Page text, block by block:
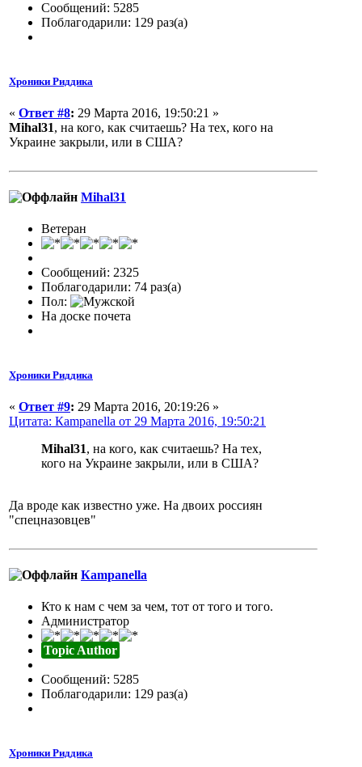
Сообщений: 5285
Поблагодарили: 129 раз(а)
Хроники Риддика
« Ответ #8: 29 Марта 2016, 19:50:21 »
Mihal31, на кого, как считаешь? На тех, кого на
Украине закрыли, или в США?
Mihal31
Ветеран
Сообщений: 2325
Поблагодарили: 74 раз(а)
Пол:
На доске почета
Хроники Риддика
« Ответ #9: 29 Марта 2016, 20:19:26 »
Цитата: Кampanella от 29 Марта 2016, 19:50:21
Mihal31, на кого, как считаешь? На тех,
кого на Украине закрыли, или в США?
Да вроде как известно уже. На двоих россиян
"спецназовцев"
Кampanella
Кто к нам с чем за чем, тот от того и того.
Администратор
Topic Author
Сообщений: 5285
Поблагодарили: 129 раз(а)
Хроники Риддика